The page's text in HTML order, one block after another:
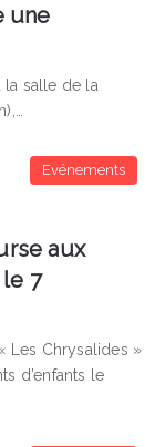
une
la salle de la
Evénements
aux
7
Les Chrysalides »
d’enfants le